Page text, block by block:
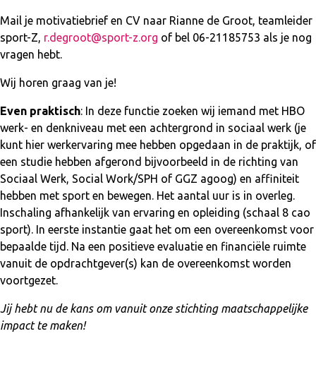
Mail je motivatiebrief en CV naar Rianne de Groot, teamleider
sport-Z, r.degroot@sport-z.org of bel 06-21185753 als je nog
vragen hebt.
Wij horen graag van je!
Even praktisch: In deze functie zoeken wij iemand met HBO
werk- en denkniveau met een achtergrond in sociaal werk (je
kunt hier werkervaring mee hebben opgedaan in de praktijk, of
een studie hebben afgerond bijvoorbeeld in de richting van
Sociaal Werk, Social Work/SPH of GGZ agoog) en affiniteit
hebben met sport en bewegen. Het aantal uur is in overleg.
Inschaling afhankelijk van ervaring en opleiding (schaal 8 cao
sport). In eerste instantie gaat het om een overeenkomst voor
bepaalde tijd. Na een positieve evaluatie en financiële ruimte
vanuit de opdrachtgever(s) kan de overeenkomst worden
voortgezet.
Jij hebt nu de kans om vanuit onze stichting maatschappelijke
impact te maken!